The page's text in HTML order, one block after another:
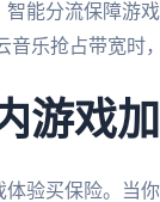
能分流保障游
音乐抢占带宽时
游戏
体验买保险。当